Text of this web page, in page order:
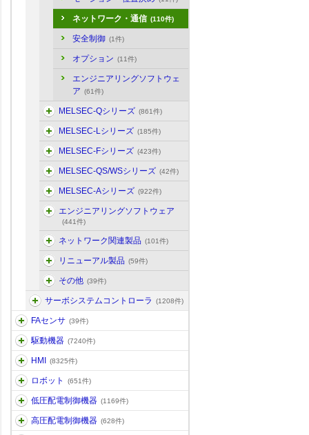
ネットワーク・通信 (110件)
安全制御 (1件)
オプション (11件)
エンジニアリングソフトウェ
ア (61件)
MELSEC-Qシリーズ (861件)
MELSEC-Lシリーズ (185件)
MELSEC-Fシリーズ (423件)
MELSEC-QS/WSシリーズ (42件)
MELSEC-Aシリーズ (922件)
エンジニアリングソフトウェア
(441件)
ネットワーク関連製品 (101件)
リニューアル製品 (59件)
その他 (39件)
サーボシステムコントローラ (1208件)
FAセンサ (39件)
駆動機器 (7240件)
HMI (8325件)
ロボット (651件)
低圧配電制御機器 (1169件)
高圧配電制御機器 (628件)